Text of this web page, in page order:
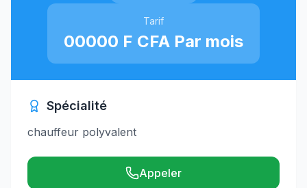
Tarif
00000 F CFA Par mois
Spécialité
chauffeur polyvalent
Appeler